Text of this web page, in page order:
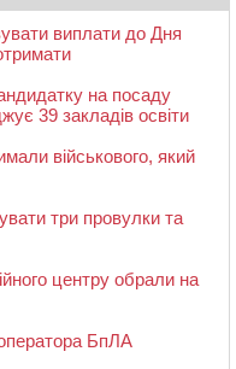
виплати до Дня
на посаду
39 закладів освіти
військового, який
три провулки та
центру обрали на
БпЛА